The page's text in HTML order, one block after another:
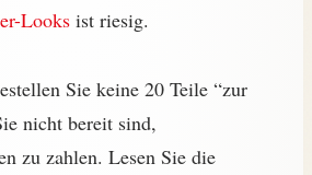
Looks ist riesig.
Sie keine 20 Teile “zur
nicht bereit sind,
zu zahlen. Lesen Sie die